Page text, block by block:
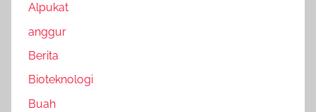
Alpukat
anggur
Berita
Bioteknologi
Buah